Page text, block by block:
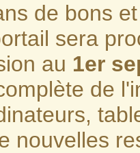
de bons
sera
au 1er
de
nouvelles